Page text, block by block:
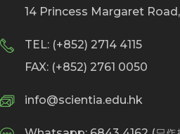
14 Princess Margaret
TEL: (+852) 2714 4115
FAX: (+852) 2761 0050
info@scientia.edu.hk